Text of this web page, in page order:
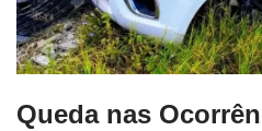
Queda nas